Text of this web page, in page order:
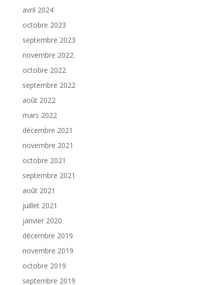
avril 2024
octobre 2023
septembre 2023
novembre 2022
octobre 2022
septembre 2022
août 2022
mars 2022
décembre 2021
novembre 2021
octobre 2021
septembre 2021
août 2021
juillet 2021
janvier 2020
décembre 2019
novembre 2019
octobre 2019
septembre 2019